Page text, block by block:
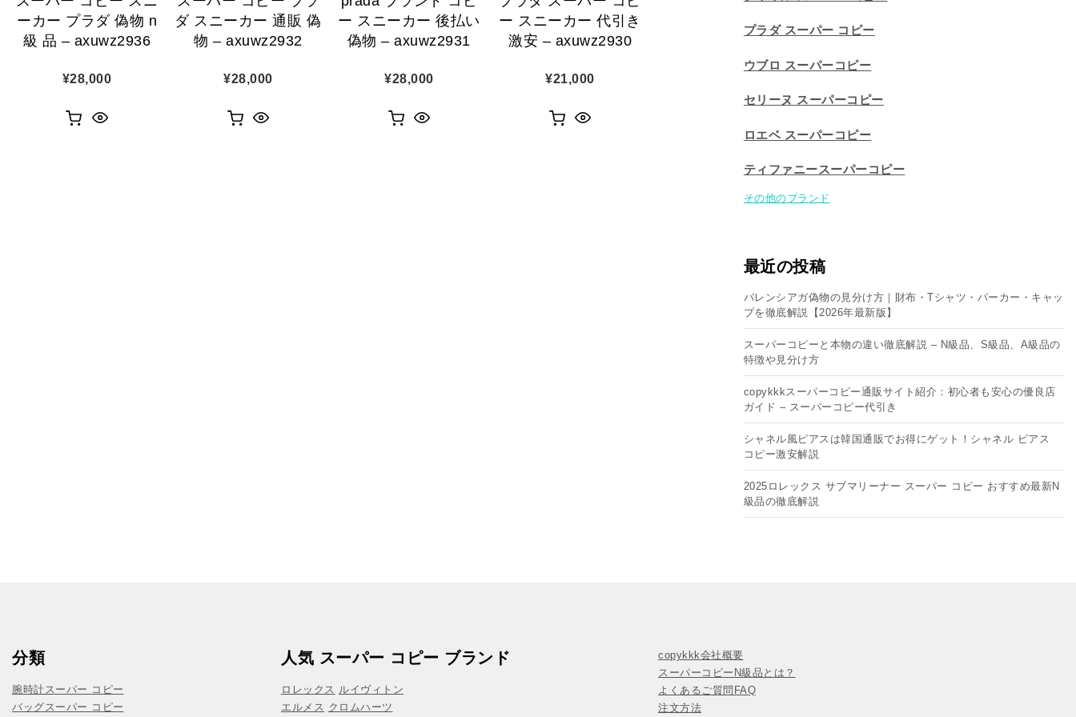
ーカー プラダ 偽物 n
級 品 – axuwz2936
¥28,000
ダ スニーカー 通販 偽
物 – axuwz2932
¥28,000
ー スニーカー 後払い
偽物 – axuwz2931
¥28,000
ー スニーカー 代引き
激安 – axuwz2930
¥21,000
プラダ スーパー コピー
ウブロ スーパーコピー
セリーヌ スーパーコピー​
ロエベ スーパーコピー
ティファニースーパーコピー
その他のブランド
最近の投稿
バレンシアガ偽物の見分け方｜財布・Tシャツ・パーカー・キャッ
プを徹底解説【2026年最新版】
スーパーコピーと本物の違い徹底解説 – N級品、S級品、A級品の
特徴や見分け方
copykkkスーパーコピー通販サイト紹介：初心者も安心の優良店
ガイド – スーパーコピー代引き
シャネル風ピアスは韓国通販でお得にゲット！シャネル ピアス
コピー​激安解説
2025ロレックス サブマリーナー スーパー コピー おすすめ最新N
級品の徹底解説
分類
腕時計スーパー コピー
バッグスーパー コピー
人気 スーパー コピー ブランド
ロレックス ルイヴィトン
エルメス クロムハーツ
copykkk会社概要
スーパーコピーN級品とは？
よくあるご質問FAQ
注文方法